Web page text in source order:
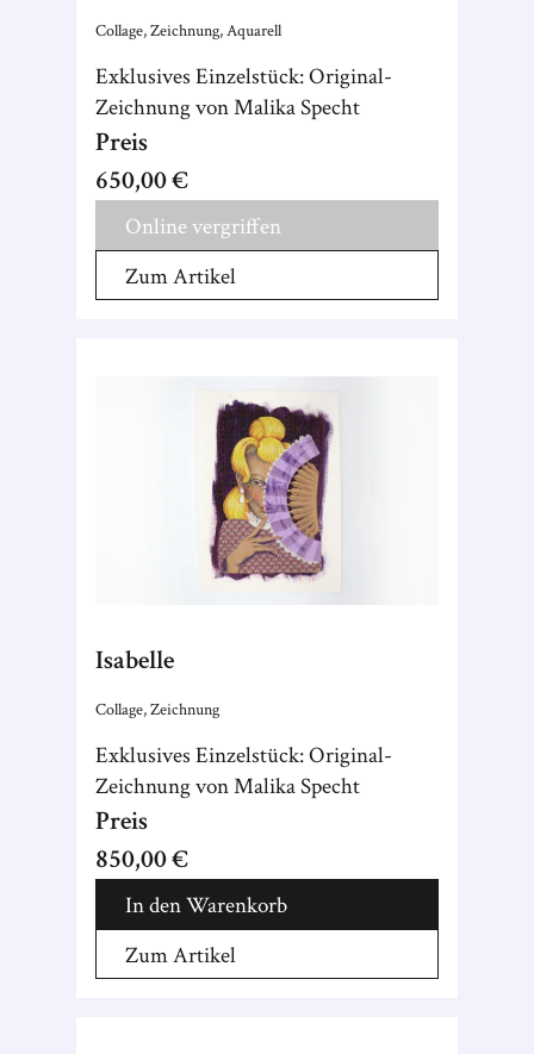
Collage, Zeichnung, Aquarell
Exklusives Einzelstück: Original-
Zeichnung von Malika Specht
Preis
650,00 €
Online vergriffen
Zum Artikel
Isabelle
Collage, Zeichnung
Exklusives Einzelstück: Original-
Zeichnung von Malika Specht
Preis
850,00 €
In den Warenkorb
Zum Artikel